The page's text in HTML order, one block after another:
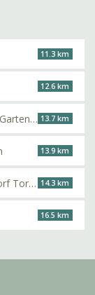
11.3 km
12.6 km
Bezirksamt Hamburg-Wandsbek Personal-Gartenbauabteilung 13.7 km
13.9 km
Hamburger Friedhöfe AöR Friedhof Öjendorf Torsten Herbst 14.3 km
16.5 km